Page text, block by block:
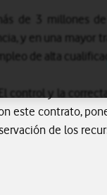
de 3 millones
y en una mayor
de alta
control y la
este contrato,
de los